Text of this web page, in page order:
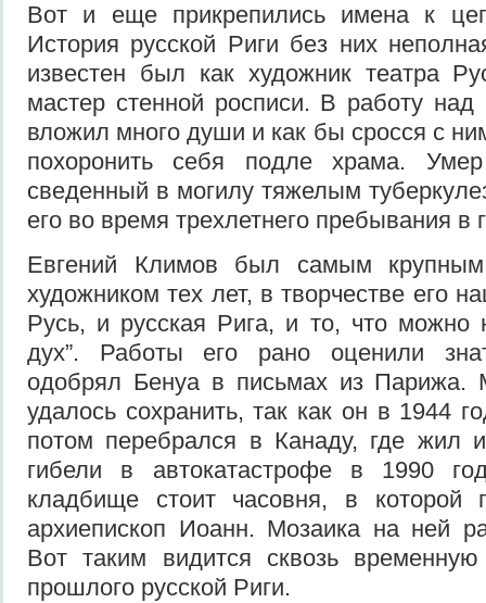
Вот и еще прикрепились имена к
История русской Риги без них
известен был как художник театра
мастер стенной росписи. В работу
вложил много души и как бы сросся с
похоронить себя подле храма.
сведенный в могилу тяжелым
его во время трехлетнего пребывания в
Евгений Климов был самым
художником тех лет, в творчестве его
Русь, и русская Рига, и то, что можно
дух”. Работы его рано оценили
одобрял Бенуа в письмах из Парижа.
удалось сохранить, так как он в 1944
потом перебрался в Канаду, где жил
гибели в автокатастрофе в 1990
кладбище стоит часовня, в которой
архиепископ Иоанн. Мозаика на ней
Вот таким видится сквозь
прошлого русской Риги.